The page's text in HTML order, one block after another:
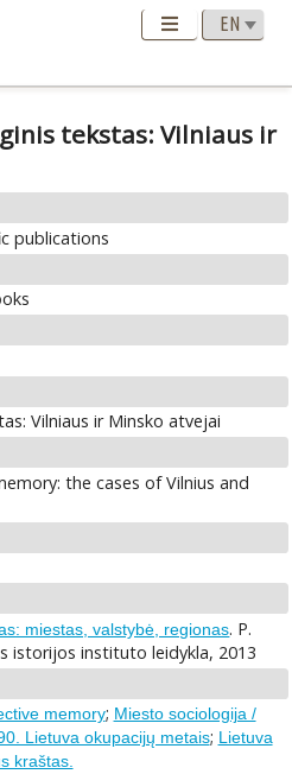
tekstas: Vilniaus ir
publications
Vilniaus ir Minsko atvejai
the cases of Vilnius and
miestas, valstybė, regionas. P.
istorijos instituto leidykla, 2013
memory; Miesto sociologija /
Lietuva okupacijų metais; Lietuva
kraštas.